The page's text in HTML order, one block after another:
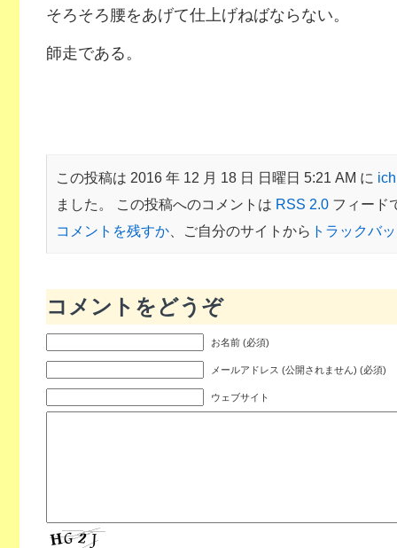
そろそろ腰をあげて仕上げねばならない。
師走である。
この投稿は 2016 年 12 月 18 日 日曜日 5:21 AM に
ました。 この投稿へのコメントは RSS 2.0フィード
コメントを残すか、ご自分のサイトから トラックバ
コメントをどうぞ
お名前 (必須)
メールアドレス (公開されません) (必須)
ウェブサイト